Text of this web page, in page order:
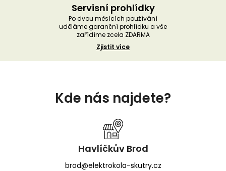
Servisní prohlídky
Po dvou měsících používání
uděláme garanční prohlídku a vše
zařídíme zcela ZDARMA
Zjistit více
Kde nás najdete?
Havlíčkův Brod
brod@elektrokola-skutry.cz